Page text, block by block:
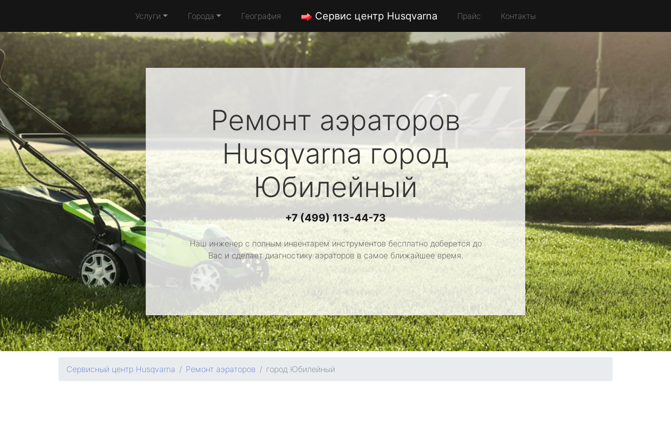
Услуги Города География Сервис центр Husqvarna Прайс Контакты
Ремонт аэраторов
Husqvarnaгород
Юбилейный
+7 (499) 113-44-73
Наш инженер с полным инвентарем инструментов бесплатно доберется до
Вас и сделает диагностику аэраторов в самое ближайшее время.
Сервисный центр Husqvarna Ремонт аэраторов город Юбилейный